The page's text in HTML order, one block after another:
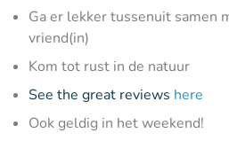
Ga er lekker tussenuit samen
vriend(in)
Kom tot rust in de natuur
See the great reviews here
Ook geldig in het weekend!